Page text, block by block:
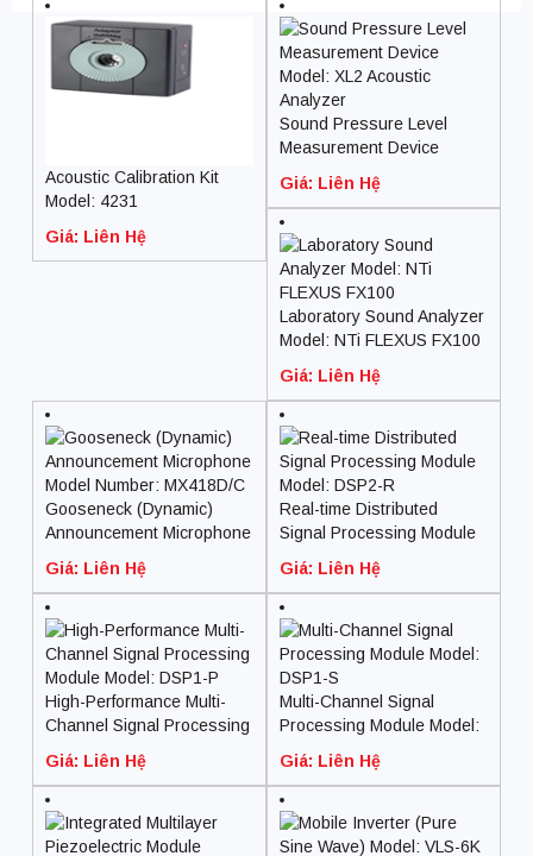
Acoustic Calibration Kit
Model: 4231
Giá: Liên Hệ
Sound Pressure Level
Measurement Device
Model: XL2 Acoustic
Analyzer
Giá: Liên Hệ
Laboratory Sound Analyzer
Model: NTi FLEXUS FX100
Giá: Liên Hệ
Gooseneck (Dynamic)
Announcement Microphone
Model Number: MX418D/C
Giá: Liên Hệ
Real-time Distributed
Signal Processing Module
Model: DSP2-R
Giá: Liên Hệ
High-Performance Multi-
Channel Signal Processing
Module Model: DSP1-P
Giá: Liên Hệ
Multi-Channel Signal
Processing Module Model:
DSP1-S
Giá: Liên Hệ